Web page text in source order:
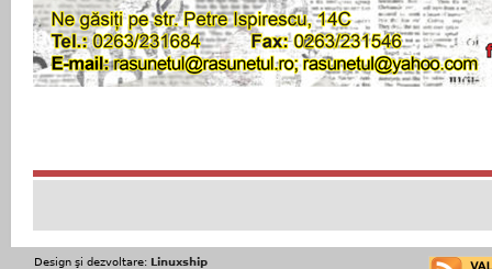
Design şi dezvoltare: Linuxship